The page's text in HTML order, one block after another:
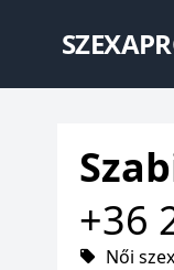
+36
Női